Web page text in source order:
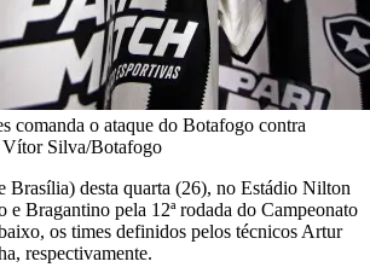
comanda o ataque do Botafogo contra
Vítor Silva/Botafogo
Brasília) desta quarta (26), no Estádio Nilton
e Bragantino pela 12ª rodada do Campeonato
os times definidos pelos técnicos Artur
respectivamente.